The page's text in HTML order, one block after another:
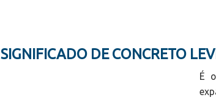
SIGNIFICADO DE CONCRETO
É